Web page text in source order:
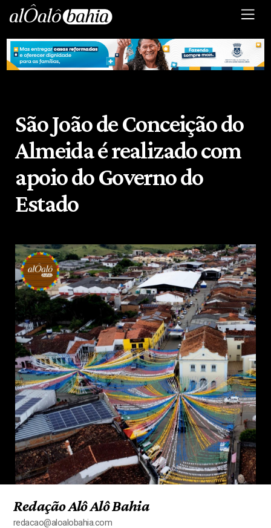
São João de Conceição do
Almeida é realizado com
apoio do Governo do
Estado
Redação Alô Alô Bahia
redacao@aloalobahia.com